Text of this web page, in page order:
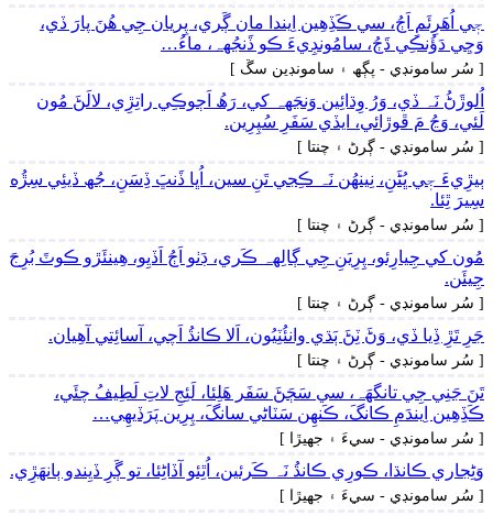
جٖي اُھَرِئَمِ اَڄُ، سي ڪَڏِھِين اِيندا مان ڳَري، پِريان جِي ھُنَ پارَ ڏي،
وَڃِي دَؤُنڪِي ڌَڄُ، سامُونڊِيءَ ڪو ڏَنجُهہ، ماءُ…
[ سُر سامونڊي - پڳھ ۽ سامونڊين سڱ ]
اُلوڙَڻُ نَہ ڏي، وَرُ وِڌائِين وَنجَهہ کي، رَھُ اَڄوڪِي راتِڙِي، لالَڻَ مُون
لَئي، وَڃُ مَ ڦوڙائي، ايڏي سَفَرِ سُپِرِين.
[ سُر سامونڊي - ڳرڻ ۽ چنتا ]
ٻيڙِيءَ جٖي ڀُڻَنِ، نِينھُن نَہ ڪِجي تَنِ سين، اُڀا ڏَنڀَ ڏِسَنِ، جُھ ڏيئِي سِڙُه
سِيرَ ٿِئا.
[ سُر سامونڊي - ڳرڻ ۽ چنتا ]
مُون کي جِيارِئو، پِرِيَنِ جِي ڳالِهہ ڪَري، ڊَٺو اَڄُ اَڏيِو، ھِينئَڙو ڪوٽَ بُرِجَ
جِيئَن.
[ سُر سامونڊي - ڳرڻ ۽ چنتا ]
جَرِ تَڙِ ڏِيا ڏي، وَڻَ ٽِڻَ ٻَڌي وانئُٽِيُون، اَلا ڪانڌُ اَچي، آسائِتي آھِيان.
[ سُر سامونڊي - ڳرڻ ۽ چنتا ]
تَنَ جَنِي جِي تانگهَہ، سي سَڄَڻَ سَفَر ھَلِئا، لَئِجِ لاتِ لَطِيفُ چئَي،
ڪَڏِھِين اِيندَمِ ڪانگَ، ڪَنھِن سَٽاڻي سانگَ، پِرِين پَرَڏيھِي…
[ سُر سامونڊي - سيءَ ۽ جهيڙا ]
وَڻِجاري ڪانڌا، ڪورِي ڪانڌُ نَہ ڪَرئين، اُٿِئو آڏاڻِئا، تو ڳَرِ ڏيِندو ٻانهَڙِي.
[ سُر سامونڊي - سيءَ ۽ جهيڙا ]